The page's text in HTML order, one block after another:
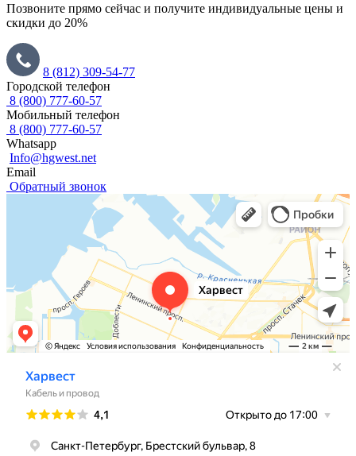
Позвоните прямо сейчас и получите индивидуальные цены и
скидки до 20%
8 (812) 309-54-77
Городской телефон
8 (800) 777-60-57
Мобильный телефон
8 (800) 777-60-57
Whatsapp
Info@hgwest.net
Email
Обратный звонок